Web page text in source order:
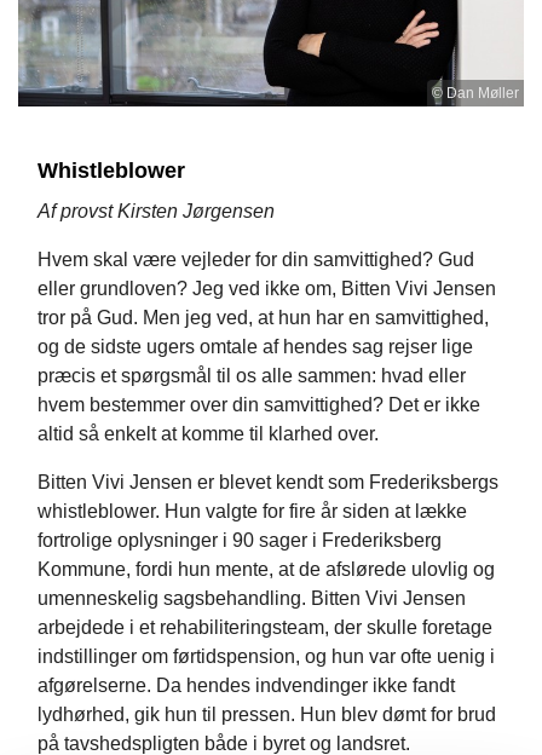
© Dan Møller
Whistleblower
Af provst Kirsten Jørgensen
Hvem skal være vejleder for din samvittighed? Gud
eller grundloven? Jeg ved ikke om, Bitten Vivi Jensen
tror på Gud. Men jeg ved, at hun har en samvittighed,
og de sidste ugers omtale af hendes sag rejser lige
præcis et spørgsmål til os alle sammen: hvad eller
hvem bestemmer over din samvittighed? Det er ikke
altid så enkelt at komme til klarhed over.
Bitten Vivi Jensen er blevet kendt som Frederiksbergs
whistleblower. Hun valgte for fire år siden at lække
fortrolige oplysninger i 90 sager i Frederiksberg
Kommune, fordi hun mente, at de afslørede ulovlig og
umenneskelig sagsbehandling. Bitten Vivi Jensen
arbejdede i et rehabiliteringsteam, der skulle foretage
indstillinger om førtidspension, og hun var ofte uenig i
afgørelserne. Da hendes indvendinger ikke fandt
lydhørhed, gik hun til pressen. Hun blev dømt for brud
på tavshedspligten både i byret og landsret.